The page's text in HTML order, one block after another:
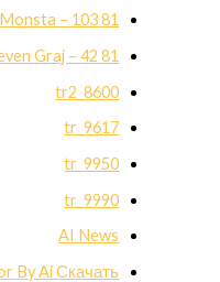
81 Slottica Demo Candy Monsta – 103
81 Slottica Demo Seven Seven Graj – 42
8600_tr2
9617_tr
9950_tr
9990_tr
AI News
By Ai Скачать